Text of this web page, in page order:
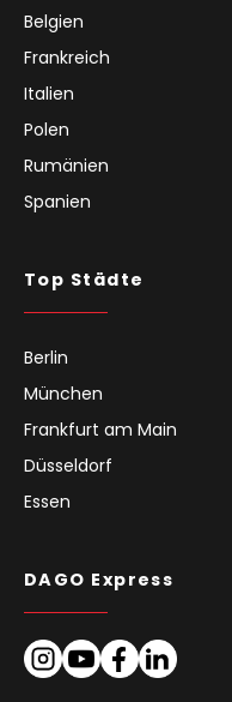
Belgien
Frankreich
Italien
Polen
Rumänien
Spanien
Top Städte
Berlin
München
Frankfurt am Main
Düsseldorf
Essen
DAGO Express